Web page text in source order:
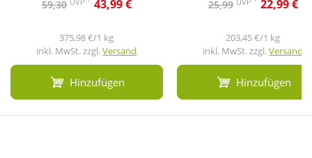
59,30 43,99 €
375,98 €/1 kg
inkl. MwSt. zzgl.Versand
Hinzufügen
25,99 22,99 €
203,45 €/1 kg
inkl. MwSt. zzgl.Versand
Hinzufügen